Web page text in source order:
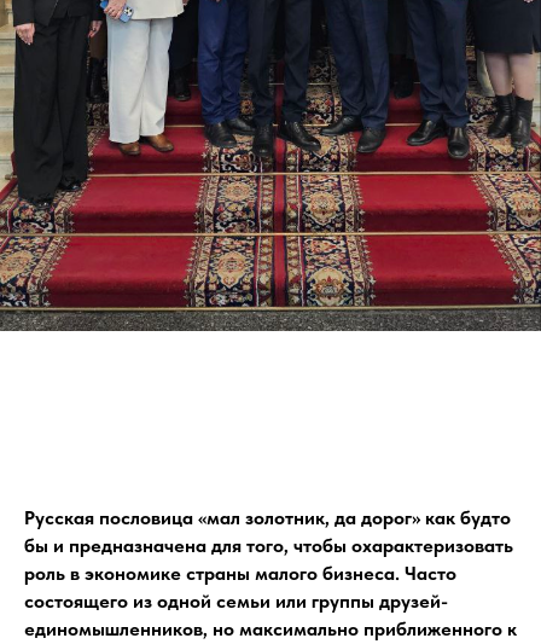
Русская пословица «мал золотник, да дорог» как будто
бы и предназначена для того, чтобы охарактеризовать
роль в экономике страны малого бизнеса. Часто
состоящего из одной семьи или группы друзей-
единомышленников, но максимально приближенного к